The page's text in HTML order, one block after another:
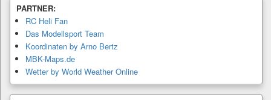
PARTNER:
RC Heli Fan
Das Modellsport Team
Koordinaten by Arno Bertz
MBK-Maps.de
Wetter by World Weather Online